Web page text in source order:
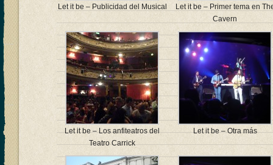
Let it be – Publicidad del Musical
Let it be – Primer tema en
Cavern
Let it be – Los anfiteatros del
Teatro Carrick
Let it be – Otra más